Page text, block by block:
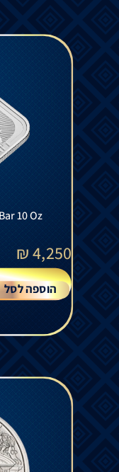
10 Oz
4,250
₪
הוספה לסל